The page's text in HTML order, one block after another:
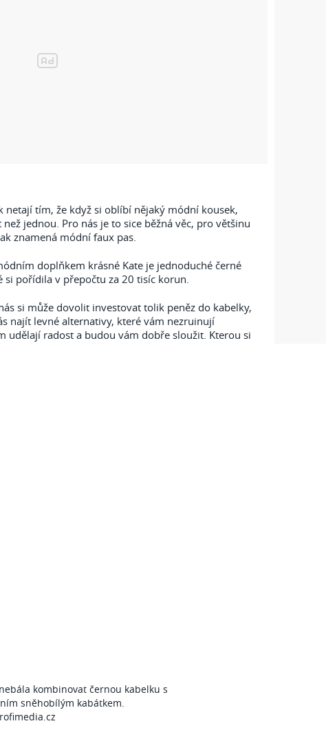
netají tím, že když si oblíbí nějaký módní kousek,
jednou. Pro nás je to sice běžná věc, pro většinu
znamená módní faux pas.
doplňkem krásné Kate je jednoduché černé
si pořídila v přepočtu za 20 tisíc korun.
si může dovolit investovat tolik peněz do kabelky,
najít levné alternativy, které vám nezruinují
udělají radost a budou vám dobře sloužit. Kterou si
kombinovat černou kabelku s
sněhobílým kabátkem.